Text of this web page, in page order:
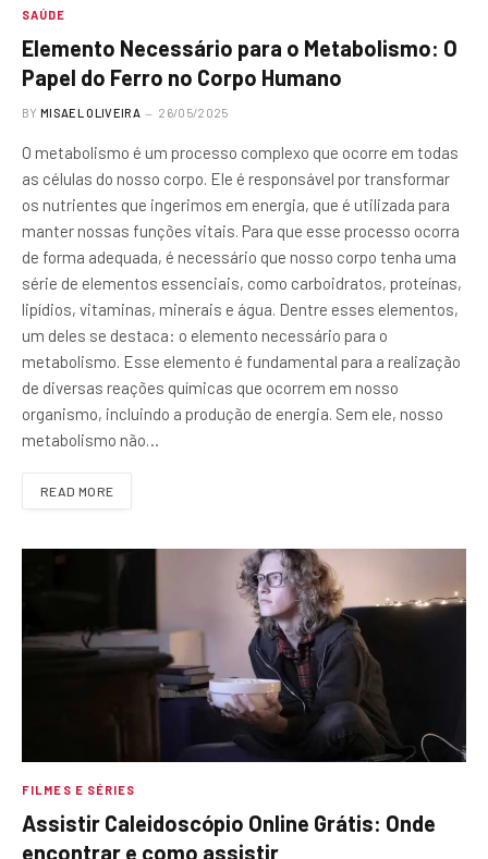
SAÚDE
Elemento Necessário para o Metabolismo: O
Papel do Ferro no Corpo Humano
BY MISAEL OLIVEIRA 26/05/2025
O metabolismo é um processo complexo que ocorre em todas
as células do nosso corpo. Ele é responsável por transformar
os nutrientes que ingerimos em energia, que é utilizada para
manter nossas funções vitais. Para que esse processo ocorra
de forma adequada, é necessário que nosso corpo tenha uma
série de elementos essenciais, como carboidratos, proteínas,
lipídios, vitaminas, minerais e água. Dentre esses elementos,
um deles se destaca: o elemento necessário para o
metabolismo. Esse elemento é fundamental para a realização
de diversas reações químicas que ocorrem em nosso
organismo, incluindo a produção de energia. Sem ele, nosso
metabolismo não…
READ MORE
FILMES E SÉRIES
Assistir Caleidoscópio Online Grátis: Onde
encontrar e como assistir